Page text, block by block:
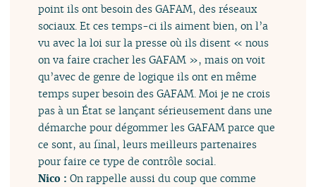
point ils ont besoin des GAFAM, des réseaux
sociaux. Et ces temps-ci ils aiment bien, on l’a
vu avec la loi sur la presse où ils disent « nous
on va faire cracher les GAFAM », mais on voit
qu’avec de genre de logique ils ont en même
temps super besoin des GAFAM. Moi je ne crois
pas à un État se lançant sérieusement dans une
démarche pour dégommer les GAFAM parce que
ce sont, au final, leurs meilleurs partenaires
pour faire ce type de contrôle social.
Nico :On rappelle aussi du coup que comme